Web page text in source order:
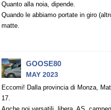
Quanto alla noia, dipende.
Quando le abbiamo portate in giro
matte.
GOOSE80
MAY 2023
Eccomi! Dalla provincia di Monza,
17.